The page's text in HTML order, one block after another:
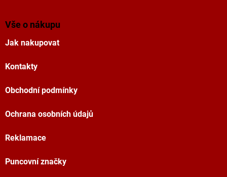
Vše o nákupu
Jak nakupovat
Kontakty
Obchodní podmínky
Ochrana osobních údajů
Reklamace
Puncovní značky